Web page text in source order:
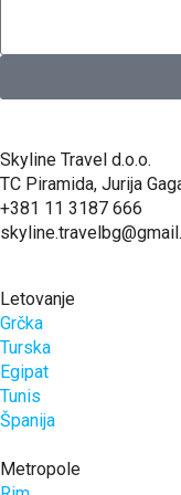
Skyline Travel d.o.o.
TC Piramida, Jurija
+381 11 3187 666
Letovanje
Grčka
Turska
Egipat
Tunis
Španija
Metropole